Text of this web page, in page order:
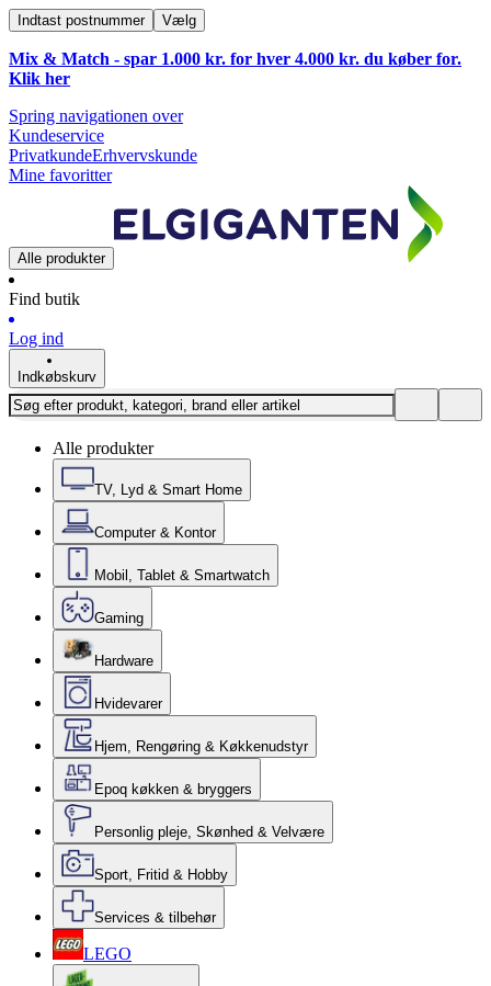
Indtast postnummer Vælg
Mix & Match - spar 1.000 kr. for hver 4.000 kr. du køber for.
Klik her
Spring navigationen over
Kundeservice
PrivatkundeErhvervskunde
Mine favoritter
Alle produkter
Find butik
Log ind
Indkøbskurv
Alle produkter
TV, Lyd & Smart Home
Computer & Kontor
Mobil, Tablet & Smartwatch
Gaming
Hardware
Hvidevarer
Hjem, Rengøring & Køkkenudstyr
Epoq køkken & bryggers
Personlig pleje, Skønhed & Velvære
Sport, Fritid & Hobby
Services & tilbehør
LEGO